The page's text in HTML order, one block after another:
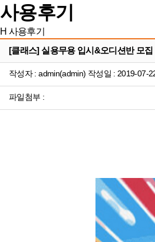
사용후기
H 사용후기
[클래스] 실용무용 입시&오디션반 모집
작성자 : admin(admin) 작성일 : 2019-07-
파일첨부 :